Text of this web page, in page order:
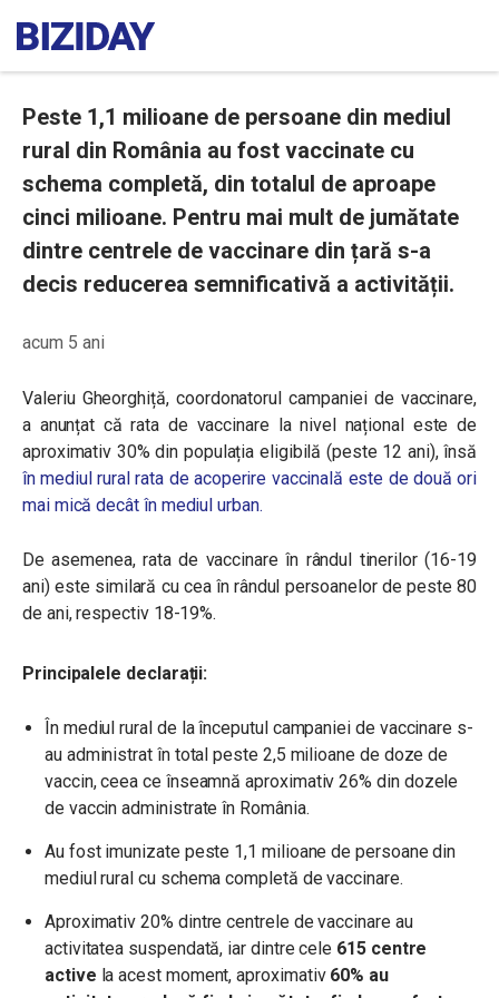
Peste 1,1 milioane de persoane din mediul
rural din România au fost vaccinate cu
schema completă, din totalul de aproape
cinci milioane. Pentru mai mult de jumătate
dintre centrele de vaccinare din țară s-a
decis reducerea semnificativă a activității.
acum 5 ani
Valeriu Gheorghiță, coordonatorul campaniei de vaccinare,
a anunțat că rata de vaccinare la nivel național este de
aproximativ 30% din populația eligibilă (peste 12 ani), însă
în mediul rural rata de acoperire vaccinală este de două ori
mai mică decât în mediul urban.
De asemenea, rata de vaccinare în rândul tinerilor (16-19
ani) este similară cu cea în rândul persoanelor de peste 80
de ani, respectiv 18-19%.
Principalele declarații:
În mediul rural de la începutul campaniei de vaccinare s-
au administrat în total peste 2,5 milioane de doze de
vaccin, ceea ce înseamnă aproximativ 26% din dozele
de vaccin administrate în România.
Au fost imunizate peste 1,1 milioane de persoane din
mediul rural cu schema completă de vaccinare.
Aproximativ 20% dintre centrele de vaccinare au
activitatea suspendată, iar dintre cele 615 centre
active la acest moment, aproximativ 60% au